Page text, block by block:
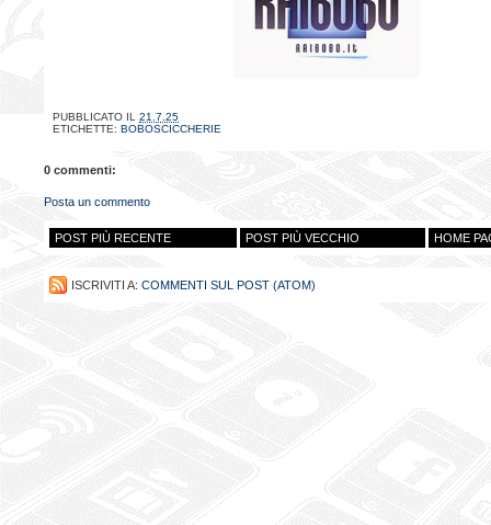
PUBBLICATO IL 21.7.25
ETICHETTE: BOBOSCICCHERIE
0 commenti:
Posta un commento
POST PIÙ RECENTE POST PIÙ VECCHIO HOME
ISCRIVITI A: COMMENTI SUL POST (ATOM)